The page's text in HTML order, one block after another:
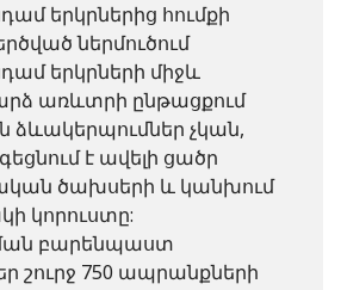
երկրներից հումքի
ներմուծում
երկրների միջև
առևտրի ընթացքում
ձևակերպումներ չկան,
է ավելի ցածր
ծախսերի և կանխում
կորուստը:
բարենպաստ
շուրջ 750 ապրանքների